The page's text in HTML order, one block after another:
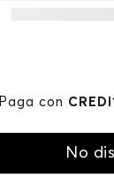
Paga con
No